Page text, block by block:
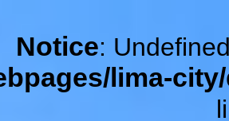
Notice:
lima-